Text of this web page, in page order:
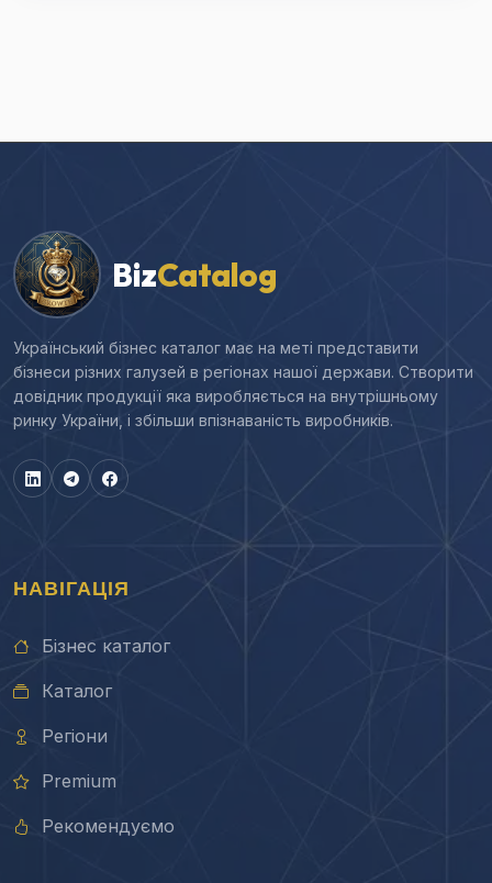
BizCatalog
Український бізнес каталог має на меті представити
бізнеси різних галузей в регіонах нашої держави. Створити
довідник продукції яка виробляється на внутрішньому
ринку України, і збільши впізнаваність виробників.
НАВІГАЦІЯ
Бізнес каталог
Каталог
Регіони
Premium
Рекомендуємо